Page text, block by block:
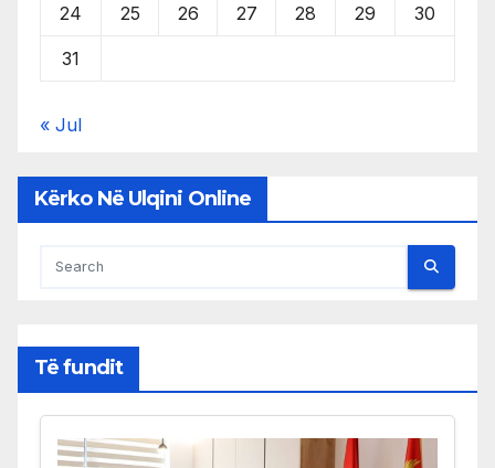
24 25 26 27 28 29 30
31
« Jul
Kërko Në Ulqini Online
Të fundit